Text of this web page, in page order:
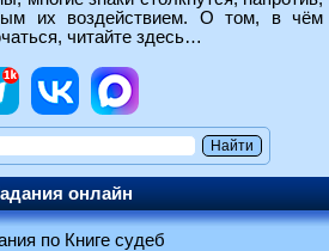
их воздействием. О том, в чём
читайте здесь…
онлайн
по Книге судеб